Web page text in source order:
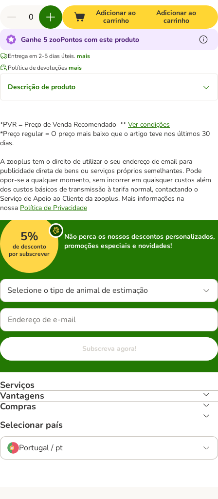
Adicionar ao
carrinho
Adicionar ao
carrinho
Ganhe 5 zooPontos com este produto
Entrega em 2-5 dias úteis. mais
Política de devoluçõesmais
Descrição de produto
*PVR = Preço de Venda Recomendado ** Ver condições
*Preço regular = O preço mais baixo que o artigo teve nos últimos 30
dias.
A zooplus tem o direito de utilizar o seu endereço de email para
publicidade direta de bens ou serviços próprios semelhantes. Pode
opor-se a qualquer momento, sem incorrer em quaisquer custos além
dos custos básicos de transmissão à tarifa normal, contactando o
Serviço de Apoio ao Cliente da zooplus. Mais informações na
nossa Política de Privacidade
5%
de desconto
por subscrever
Não perca os nossos descontos personalizados,
promoções especiais e novidades!
Selecione o tipo de animal de estimação
Subscreva agora!
Serviços
Vantagens
Compras
Selecionar país
Portugal / pt